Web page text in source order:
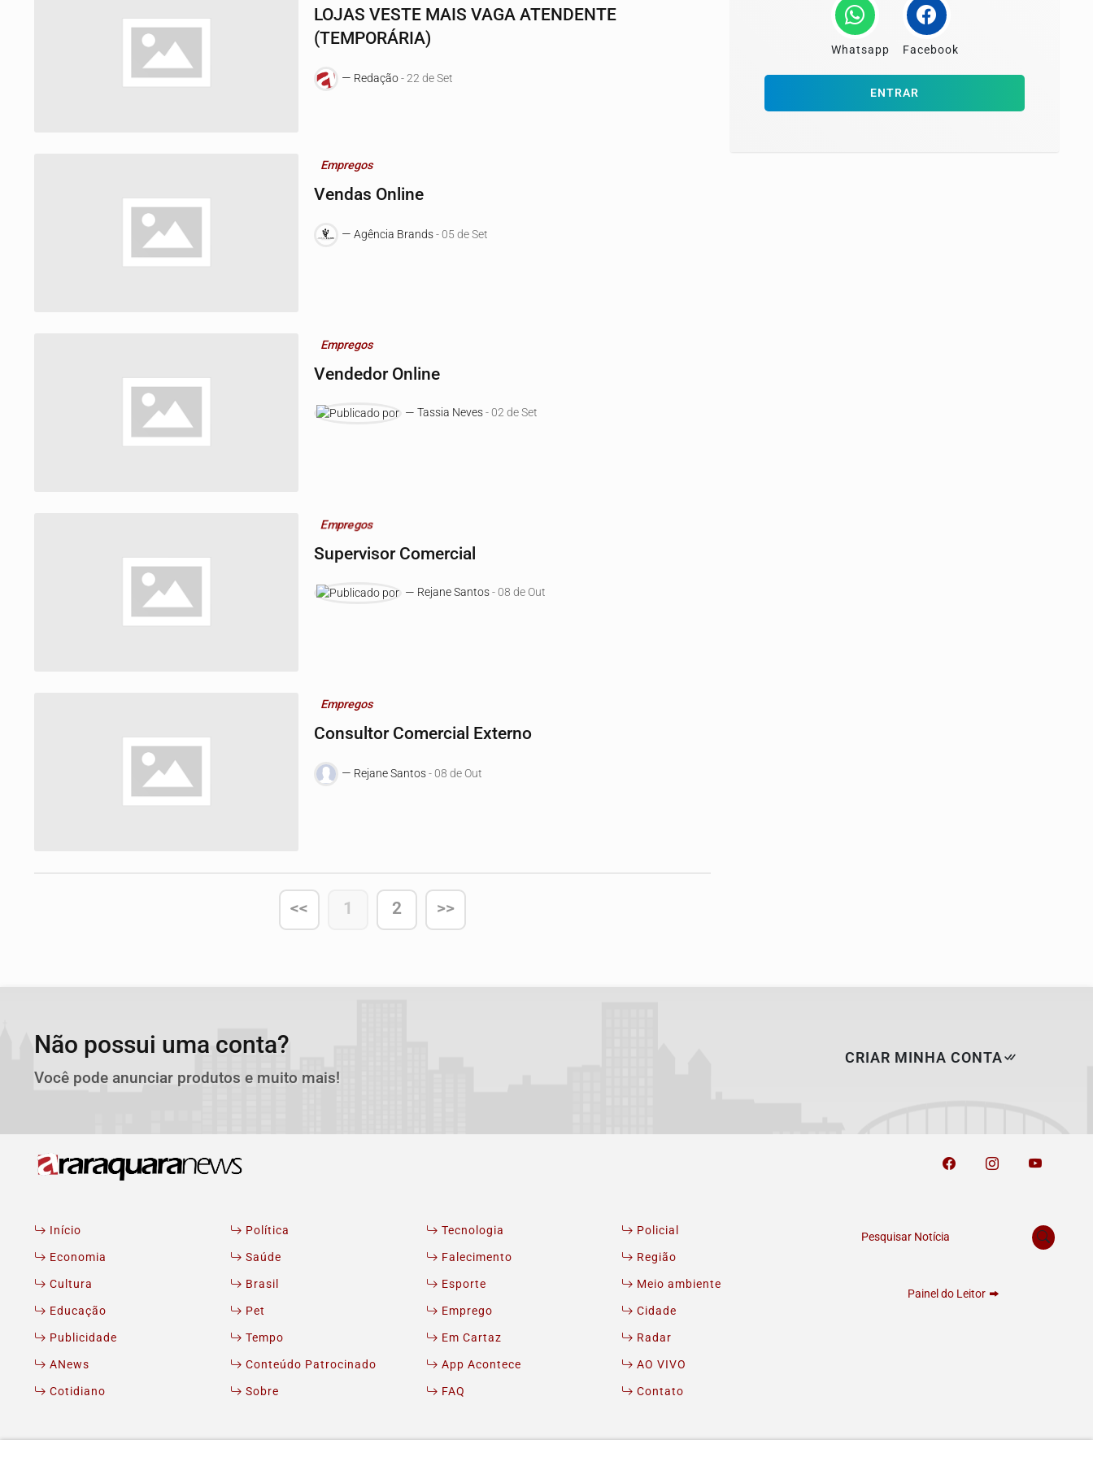
LOJAS VESTE MAIS VAGA ATENDENTE
(TEMPORÁRIA)
Redação- 22 de Set
Empregos
Vendas Online
Agência Brands- 05 de Set
Empregos
Vendedor Online
Tassia Neves- 02 de Set
Empregos
Supervisor Comercial
Rejane Santos- 08 de Out
Empregos
Consultor Comercial Externo
Rejane Santos- 08 de Out
<< 1 2 >>
Whatsapp Facebook
ENTRAR
Não possui uma conta?
Você pode anunciar produtos e muito mais!
CRIAR MINHA CONTA
Início Política Tecnologia
Policial
Economia
Saúde Falecimento
Região
Cultura
Brasil Esporte
Meio ambiente
Educação
Pet Emprego
Cidade
Publicidade
Tempo Em Cartaz
Radar
ANews
Conteúdo Patrocinado App Acontece
AO VIVO
Cotidiano
Sobre FAQ Contato
Pesquisar Notícia
Painel do Leitor